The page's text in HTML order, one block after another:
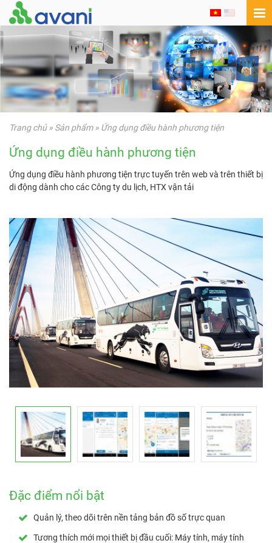
Trang chủ» Sản phẩm» Ứng dụng điều hành phương tiện
Ứng dụng điều hành phương tiện
Ứng dụng điều hành phương tiện trực tuyến trên web và trên thiết bị
di động dành cho các Công ty du lịch, HTX vận tải
Đặc điểm nổi bật
Quản lý, theo dõi trên nền tảng bản đồ số trực quan
Tương thích mới mọi thiết bị đầu cuối: Máy tính, máy tính